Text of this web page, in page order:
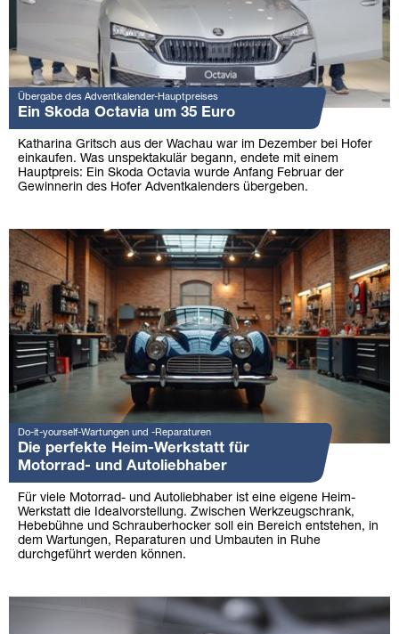
Übergabe des Adventkalender-Hauptpreises
Ein Skoda Octavia um 35 Euro
Katharina Gritsch aus der Wachau war im Dezember bei Hofer
einkaufen. Was unspektakulär begann, endete mit einem
Hauptpreis: Ein Skoda Octavia wurde Anfang Februar der
Gewinnerin des Hofer Adventkalenders übergeben.
Do-it-yourself-Wartungen und -Reparaturen
Die perfekte Heim-Werkstatt für
Motorrad- und Autoliebhaber
Für viele Motorrad- und Autoliebhaber ist eine eigene Heim-
Werkstatt die Idealvorstellung. Zwischen Werkzeugschrank,
Hebebühne und Schrauberhocker soll ein Bereich entstehen, in
dem Wartungen, Reparaturen und Umbauten in Ruhe
durchgeführt werden können.